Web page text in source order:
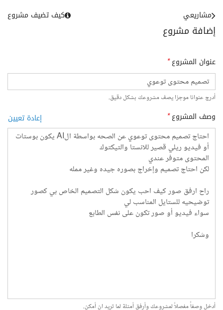
إضافة مشروع
مشاريعي كيف تضيف مشروع
عنوان المشروع*
أدرج عنوانا موجزا يصف مشروعك بشكل دقيق.
وصف المشروع* إعادة تعيين
أدخل وصفاً مفصلاً لمشروعك وأرفق أمثلة لما تريد ان أمكن.